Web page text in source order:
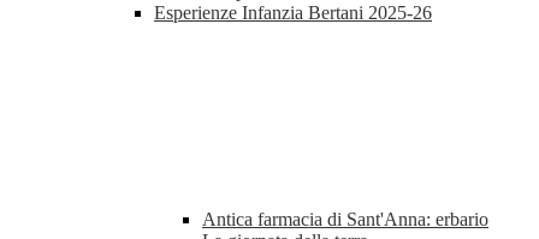
Esperienze Infanzia Bertani 2025-26
Antica farmacia di Sant'Anna: erbario